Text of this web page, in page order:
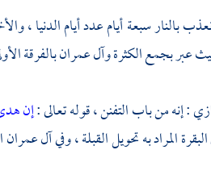
بالنار سبعة أيام عدد أيام الدنيا ،
عبر بجمع الكثرة وآل عمران بالفرقة
: إنه من باب التفنن ، قوله تعالى :إن